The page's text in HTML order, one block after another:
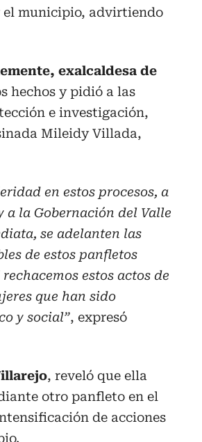
el municipio, advirtiendo
exalcaldesa de
hechos y pidió a las
e investigación,
Mileidy Villada,
en estos procesos, a
a la Gobernación del Valle
se adelanten las
de estos panfletos
estos actos de
que han sido
y social”, expresó
, reveló que ella
otro panfleto en el
de acciones